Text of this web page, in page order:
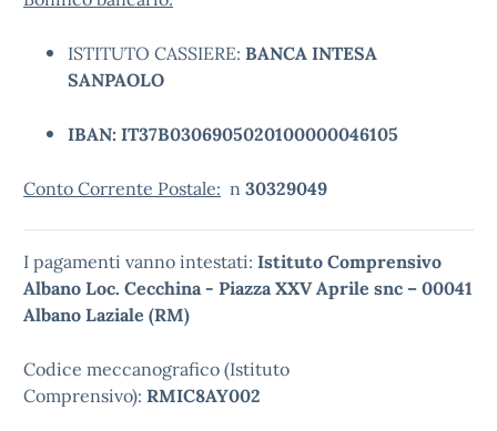
ISTITUTO CASSIERE: BANCA INTESA
SANPAOLO
IBAN: IT37B0306905020100000046105
Conto Corrente Postale: n 30329049
I pagamenti vanno intestati: Istituto Comprensivo
Albano Loc. Cecchina - Piazza XXV Aprile snc – 00041
Albano Laziale (RM)
Codice meccanografico (Istituto
Comprensivo): RMIC8AY002